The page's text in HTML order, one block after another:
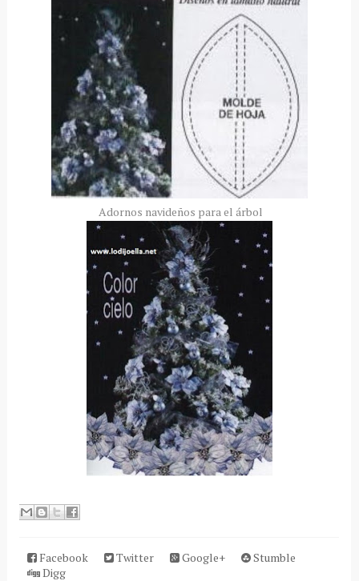
Adornos navideños para el árbol
Facebook Twitter Google+
Stumble
Digg